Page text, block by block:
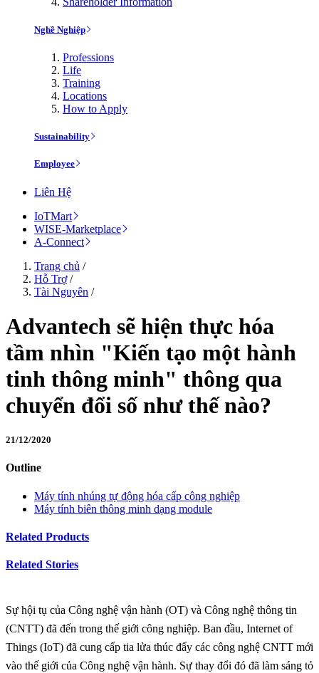
Nghề Nghiệp
Professions
Life
Training
Locations
How to Apply
Sustainability
Employee
Liên Hệ
IoTMart
WISE-Marketplace
A-Connect
Trang chủ /
Hỗ Trợ/
Tài Nguyên /
Advantech sẽ hiện thực hóa
tầm nhìn "Kiến tạo một hành
tinh thông minh" thông qua
chuyển đổi số như thế nào?
21/12/2020
Outline
Máy tính nhúng tự động hóa cấp công nghiệp
Máy tính biên thông minh dạng module
Related Products
Related Stories
Sự hội tụ của Công nghệ vận hành (OT) và Công nghệ thông tin
(CNTT) đã đến trong thế giới công nghiệp. Ban đầu, Internet of
Things (IoT) đã cung cấp tia lửa thúc đẩy các công nghệ CNTT mới
vào thế giới của Công nghệ vận hành. Sự thay đổi đó đã làm sáng tỏ